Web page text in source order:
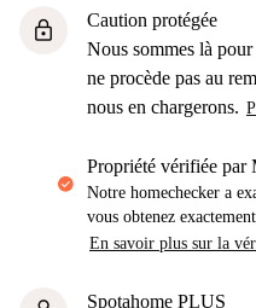
lock
Caution protégée
Nous sommes là
ne procède pas au
nous en chargerons.
propriété vérifiée par
Notre homechecker a
vous obtenez
En savoir plus sur la
Spotahome PLUS